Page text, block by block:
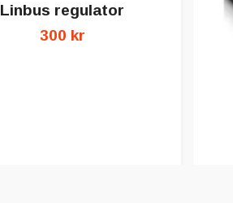
Linbus regulator
300 kr